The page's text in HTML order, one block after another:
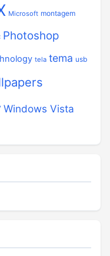
Microsoft montagem
Photoshop
tela tema usb
Windows Vista